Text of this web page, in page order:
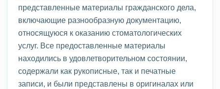
представленные материалы гражданского дела,
включающие разнообразную документацию,
относящуюся к оказанию стоматологических
услуг. Все предоставленные материалы
находились в удовлетворительном состоянии,
содержали как рукописные, так и печатные
записи, и были представлены в оригиналах или